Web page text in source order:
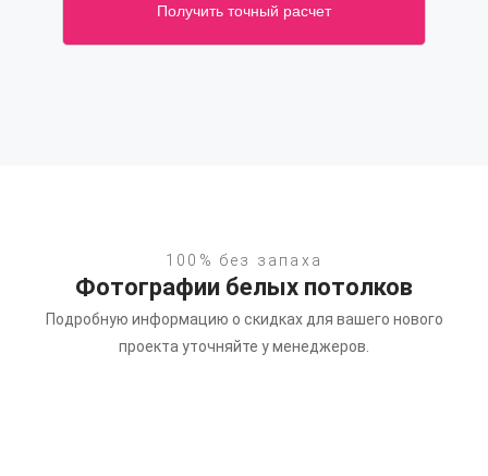
Получить точный расчет
100% без запаха
Фотографии белых потолков
Подробную информацию о скидках для вашего нового
проекта уточняйте у менеджеров.